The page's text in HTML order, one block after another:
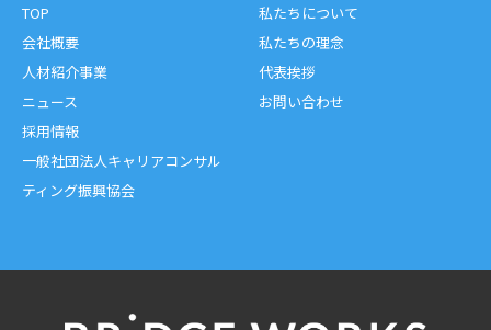
TOP
会社概要
人材紹介事業
ニュース
採用情報
私たちについて
私たちの理念
代表挨拶
お問い合わせ
一般社団法人キャリアコンサル
ティング振興協会